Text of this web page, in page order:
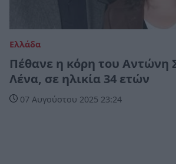
Ελλάδα
Πέθανε η κόρη του Αντώνη
Λένα, σε ηλικία 34 ετών
07 Αυγούστου 2025 23:24